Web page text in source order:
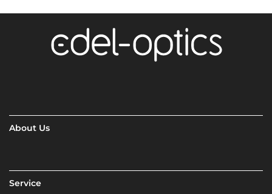
About Us
Service